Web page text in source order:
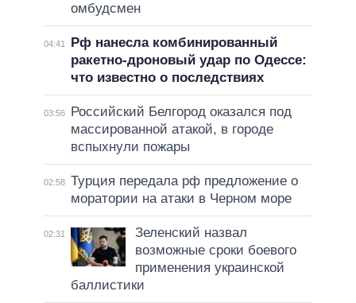
омбудсмен
04:41
Рф нанесла комбинированный
ракетно-дроновый удар по Одессе:
что известно о последствиях
03:56
Российский Белгород оказался под
массированной атакой, в городе
вспыхнули пожары
02:58 Турция передала рф предложение о
моратории на атаки в Черном море
02:31
Зеленский назвал
возможные сроки боевого
применения украинской
баллистики